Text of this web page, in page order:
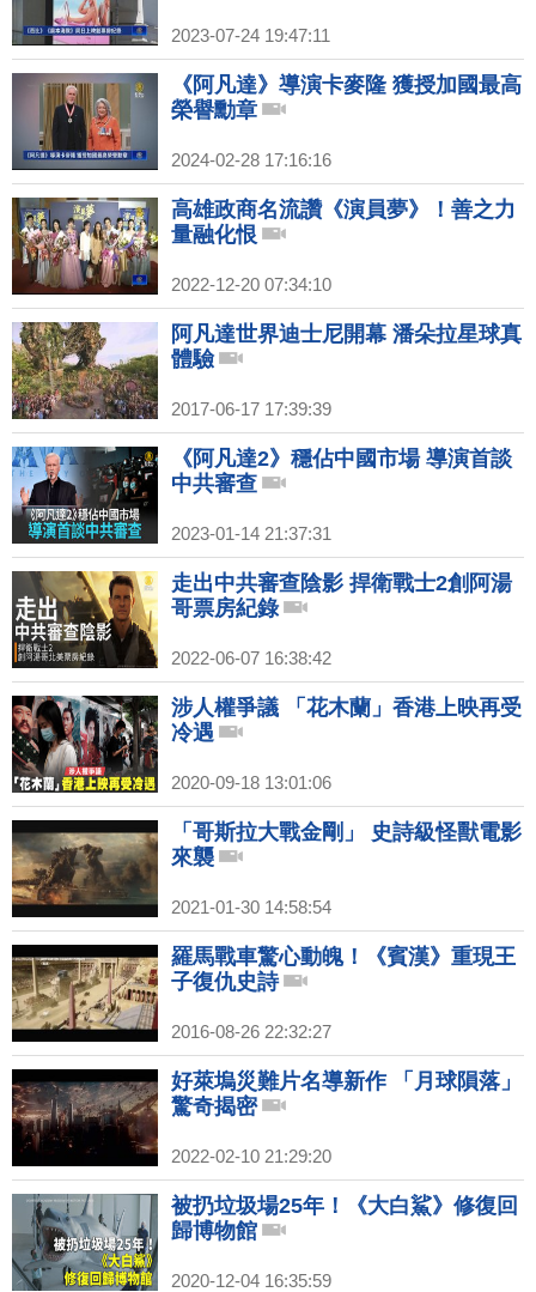
2023-07-24 19:47:11
《阿凡達》導演卡麥隆 獲授加國最高
榮譽勳章
2024-02-28 17:16:16
高雄政商名流讚《演員夢》！善之力
量融化恨
2022-12-20 07:34:10
阿凡達世界迪士尼開幕 潘朵拉星球真
體驗
2017-06-17 17:39:39
《阿凡達2》穩佔中國市場 導演首談
中共審查
2023-01-14 21:37:31
走出中共審查陰影 捍衛戰士2創阿湯
哥票房紀錄
2022-06-07 16:38:42
涉人權爭議 「花木蘭」香港上映再受
冷遇
2020-09-18 13:01:06
「哥斯拉大戰金剛」 史詩級怪獸電影
來襲
2021-01-30 14:58:54
羅馬戰車驚心動魄！《賓漢》重現王
子復仇史詩
2016-08-26 22:32:27
好萊塢災難片名導新作 「月球隕落」
驚奇揭密
2022-02-10 21:29:20
被扔垃圾場25年！《大白鯊》修復回
歸博物館
2020-12-04 16:35:59